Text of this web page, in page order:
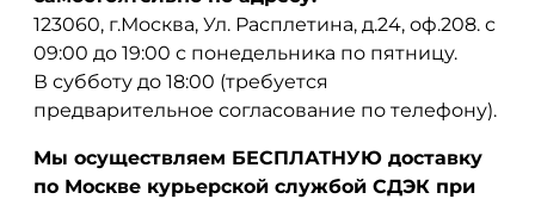
123060, г.Москва, Ул. Расплетина, д.24, оф.208. с
09:00 до 19:00 с понедельника по пятницу.
В субботу до 18:00 (требуется
предварительное согласование по телефону).
Мы осуществляем БЕСПЛАТНУЮ доставку
по Москве курьерской службой СДЭК при